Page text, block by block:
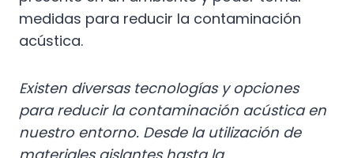
medidas para reducir la contaminación
acústica.
Existen diversas tecnologías y opciones
para reducir la contaminación acústica en
nuestro entorno. Desde la utilización de